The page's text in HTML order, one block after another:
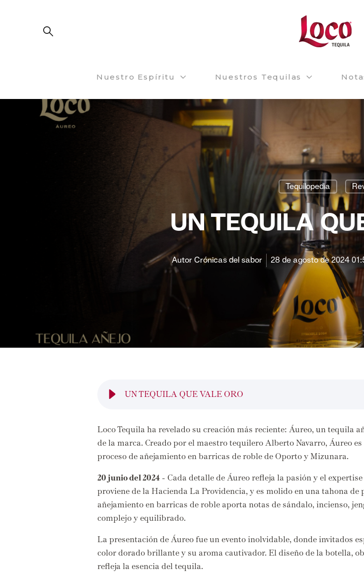
Nuestro Espíritu Nuestros Tequilas
Tequilopedia
UN TEQUILA
Autor Crónicas del sabor 28 de agosto de 2024
UN TEQUILA QUE VALE ORO
Loco Tequila ha revelado su creación más reciente: Áureo, un tequila
de la marca. Creado por el maestro tequilero Alberto Navarro, Áureo
proceso de añejamiento en barricas de roble de Oporto y Mizunara.
20 junio del 2024 - Cada detalle de Áureo refleja la pasión y el
proviene de la Hacienda La Providencia, y es molido en una tahona de
añejamiento en barricas de roble aporta notas de sándalo, incienso,
complejo y equilibrado.
La presentación de Áureo fue un evento inolvidable, donde invitados
color dorado brillante y su aroma cautivador. El diseño de la botella,
refleja la esencia del tequila.